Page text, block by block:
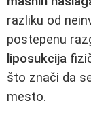
razliku od
postepenu
liposukcija
što znači da
mesto.